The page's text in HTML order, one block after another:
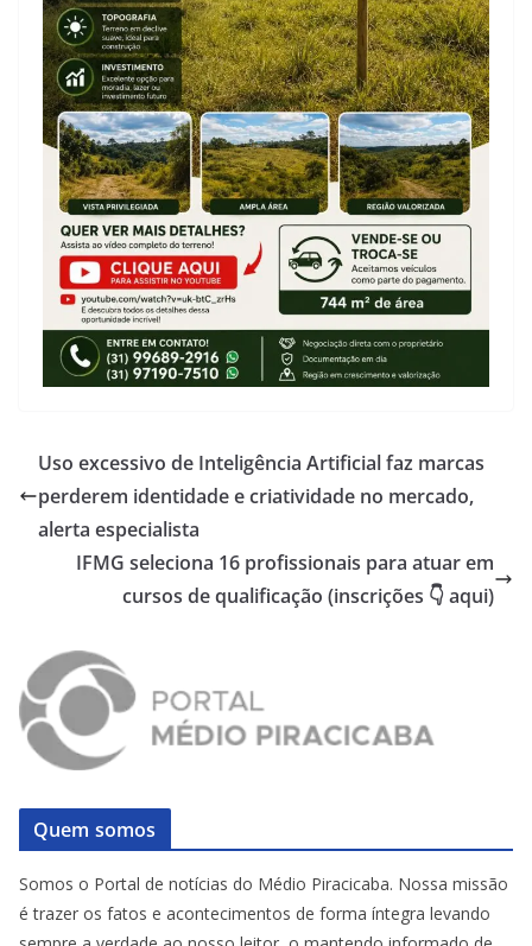
Uso excessivo de Inteligência Artificial faz marcas
perderem identidade e criatividade no mercado,
alerta especialista
IFMG seleciona 16 profissionais para atuar em
cursos de qualificação (inscrições 👇 aqui)
Quem somos
Somos o Portal de notícias do Médio Piracicaba. Nossa missão
é trazer os fatos e acontecimentos de forma íntegra levando